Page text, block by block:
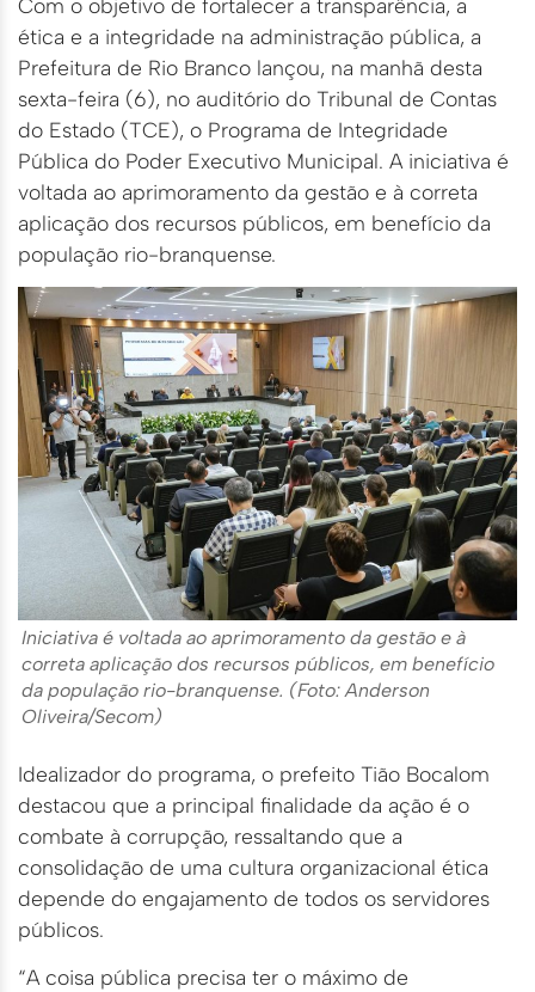
Com o objetivo de fortalecer a transparência, a
ética e a integridade na administração pública, a
Prefeitura de Rio Branco lançou, na manhã desta
sexta-feira (6), no auditório do Tribunal de Contas
do Estado (TCE), o Programa de Integridade
Pública do Poder Executivo Municipal. A iniciativa é
voltada ao aprimoramento da gestão e à correta
aplicação dos recursos públicos, em benefício da
população rio-branquense.
Iniciativa é voltada ao aprimoramento da gestão e à
correta aplicação dos recursos públicos, em benefício
da população rio-branquense. (Foto: Anderson
Oliveira/Secom)
Idealizador do programa, o prefeito Tião Bocalom
destacou que a principal finalidade da ação é o
combate à corrupção, ressaltando que a
consolidação de uma cultura organizacional ética
depende do engajamento de todos os servidores
públicos.
“A coisa pública precisa ter o máximo de